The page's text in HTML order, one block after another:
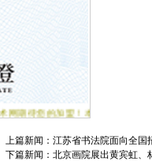
上篇新闻： 江苏省书法院面向全国
下篇新闻： 北京画院展出黄宾虹、